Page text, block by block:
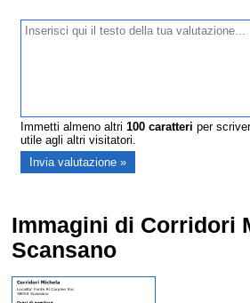
Immetti almeno altri100 caratteri per
utile agli altri visitatori.
Immagini di Corridori
Scansano